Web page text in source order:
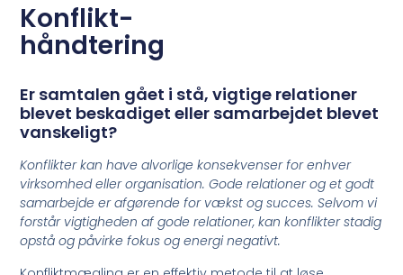
Konflikt-
håndtering
Er samtalen gået i stå, vigtige relationer
blevet beskadiget eller samarbejdet blevet
vanskeligt?
Konflikter kan have alvorlige konsekvenser for enhver
virksomhed eller organisation. Gode relationer og et godt
samarbejde er afgørende for vækst og succes. Selvom vi
forstår vigtigheden af gode relationer, kan konflikter stadig
opstå og påvirke fokus og energi negativt.